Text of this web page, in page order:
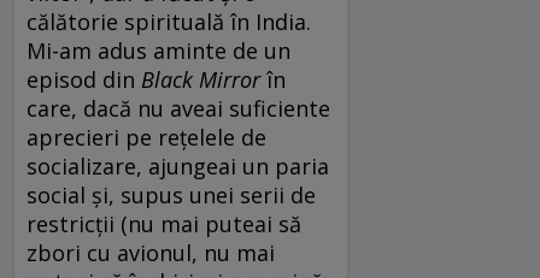
călătorie spirituală în India.
Mi-am adus aminte de un
episod din Black Mirrorîn
care, dacă nu aveai suficiente
aprecieri pe rețelele de
socializare, ajungeai un paria
social și, supus unei serii de
restricții (nu mai puteai să
zbori cu avionul, nu mai